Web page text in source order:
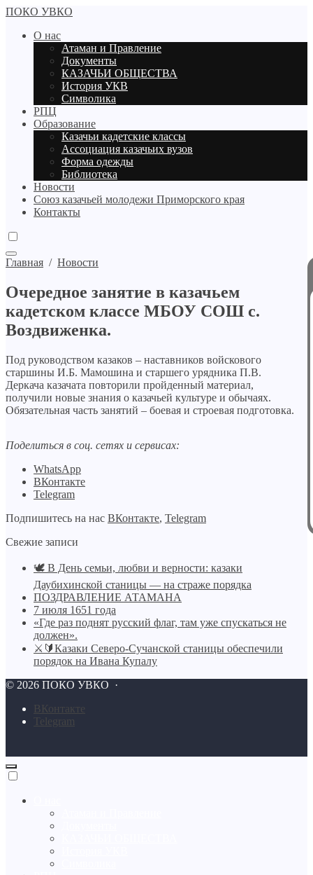
ПОКО УВКО
О нас
Атаман и Правление
Документы
КАЗАЧЬИ ОБЩЕСТВА
История УКВ
Символика
РПЦ
Образование
Казачьи кадетские классы
Ассоциация казачьих вузов
Форма одежды
Библиотека
Новости
Союз казачьей молодежи Приморского края
Контакты
Главная / Новости
Очередное занятие в казачьем
кадетском классе МБОУ СОШ с.
Воздвиженка.
Под руководством казаков – наставников войскового
старшины И.Б. Мамошина и старшего урядника П.В.
Деркача казачата повторили пройденный материал,
получили новые знания о казачьей культуре и обычаях.
Обязательная часть занятий – боевая и строевая подготовка.
Поделиться в соц. сетях и сервисах:
WhatsApp
ВКонтакте
Telegram
Подпишитесь на нас ВКонтакте, Telegram
Свежие записи
🕊️ В День семьи, любви и верности: казаки
Даубихинской станицы — на страже порядка
ПОЗДРАВЛЕНИЕ АТАМАНА
7 июля 1651 года
«Где раз поднят русский флаг, там уже спускаться не
должен».
⚔🔰Казаки Северо-Сучанской станицы обеспечили
порядок на Ивана Купалу
© 2026 ПОКО УВКО ·
BКонтакте
Telegram